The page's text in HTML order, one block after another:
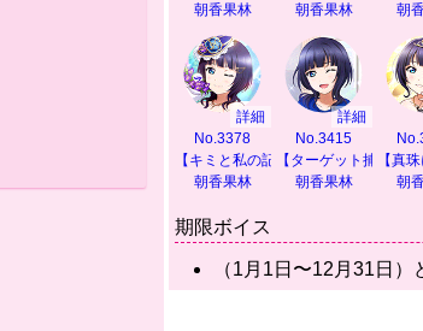
朝香果林
朝香果林
朝
詳細
No.3378
【キミと私の記録】
朝香果林
詳細
No.3415
【ターゲット捕捉！】
朝香果林
【真
朝
期限ボイス
（1月1日〜12月31日